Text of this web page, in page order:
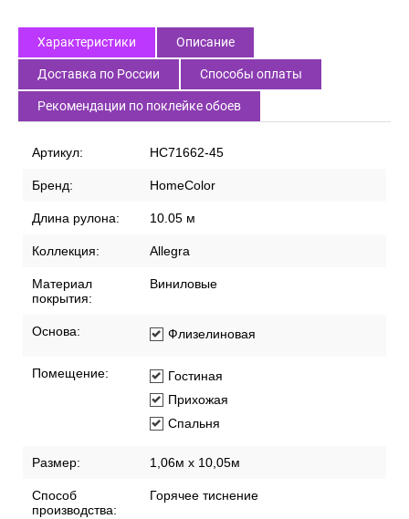
Характеристики Описание
Доставка по России Способы оплаты
Рекомендации по поклейке обоев
Артикул: HC71662-45
Бренд: HomeColor
Длина рулона: 10.05 м
Коллекция: Allegra
Материал
покрытия:
Виниловые
Основа: Флизелиновая
Помещение:
Гостиная
Прихожая
Спальня
Размер: 1,06м х 10,05м
Способ
производства:
Горячее тиснение